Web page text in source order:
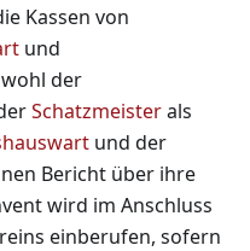
Kassen von
und
der
Schatzmeisterals
und der
Bericht über ihre
wird im Anschluss
einberufen, sofern